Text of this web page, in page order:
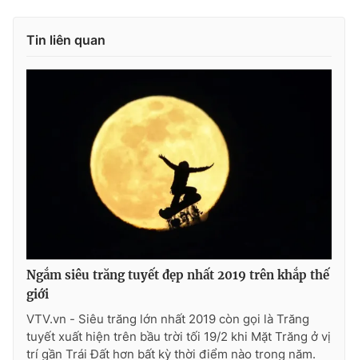
® Cấm sao chép dưới mọi hình thức nếu không có sự chấp
thông tin từ website này.
Tin liên quan
Ngắm siêu trăng tuyết đẹp nhất 2019 trên khắp thế
giới
VTV.vn - Siêu trăng lớn nhất 2019 còn gọi là Trăng
tuyết xuất hiện trên bầu trời tối 19/2 khi Mặt Trăng ở vị
trí gần Trái Đất hơn bất kỳ thời điểm nào trong năm.